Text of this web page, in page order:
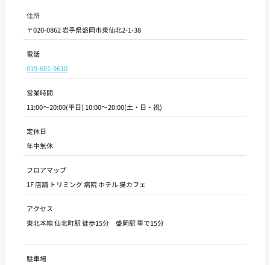
住所
〒020-0862 岩手県盛岡市東仙北2-1-38
電話
019-601-9610
営業時間
11:00～20:00(平日) 10:00～20:00(土・日・祝)
定休日
年中無休
フロアマップ
1F 店舗 トリミング 病院 ホテル 猫カフェ
アクセス
東北本線 仙北町駅 徒歩15分 盛岡駅 車で15分
駐車場